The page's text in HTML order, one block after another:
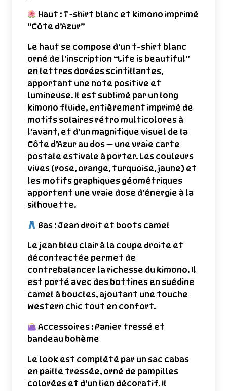
Haut : T-shirt blanc et kimono imprimé
“Côte d’Azur”
Le haut se compose d’un t-shirt blanc
orné de l’inscription “Life is beautiful”
en lettres dorées scintillantes,
apportant une note positive et
lumineuse. Il est sublimé par un long
kimono fluide, entièrement imprimé de
motifs solaires rétro multicolores à
l’avant, et d’un magnifique visuel de la
Côte d’Azur au dos — une vraie carte
postale estivale à porter. Les couleurs
vives (rose, orange, turquoise, jaune) et
les motifs graphiques géométriques
apportent une vraie dose d’énergie à la
silhouette.
Bas : Jean droit et boots camel
Le jean bleu clair à la coupe droite et
décontractée permet de
contrebalancer la richesse du kimono. Il
est porté avec des bottines en suédine
camel à boucles, ajoutant une touche
western chic tout en confort.
Accessoires : Panier tressé et
bandeau bohème
Le look est complété par un sac cabas
en paille tressée, orné de pampilles
colorées et d’un lien décoratif. Il